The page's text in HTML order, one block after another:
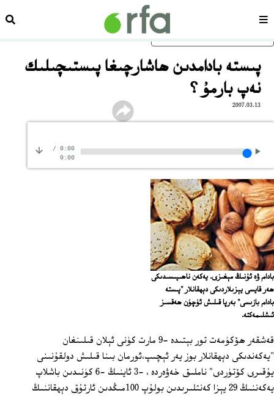
ئاساسلىق مەزمۇنغا ئاتلاڭسەھىپە
پىستە ‏بادامدىن ھاشارچىغا پىستىچىلىك
نەپ بارمۇ ؟
2007.03.13
0:00
/
0:00
بادام ۋە ئۇنىڭ مېغىزى. يەكەن ناھىيىسىدىكى
ھەر قايسى يېزىلاردىكى دېھقانلار "پىستە
بادام بازىسى" بەرپا قىلىش ئۈچۈن ھەقسىز
ئىشلىمەكتە.
قەشقەر ھۆكۈمەت تور بېتىدە -9 مارت كۈنى ئېلان قىلىنغان
"يەكەندىكى دېھقانلار بوز يەر ئېچىپ،ئورمان بىنا قىلىش دولقۇنىنى
يۇقىرى كۆتۈردى" ناملىق خەۋەردە ، -3 ئاينىڭ -6 كۈنىدىن باشلاپ
يەكەننىڭ 29 يېزا كەنتلىرىدىن بولۇپ 100مىڭدىن ئارتۇق دېھقاننىڭ